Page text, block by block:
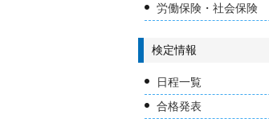
労働保険・社会保険
検定情報
日程一覧
合格発表